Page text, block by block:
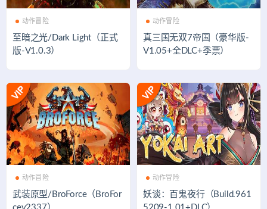
动作冒险
至暗之光/Dark Light（正式
版-V1.0.3）
动作冒险
真三国无双7帝国（豪华版-
V1.05+全DLC+季票）
动作冒险
武装原型/BroForce（BroFor
动作冒险
妖谈：百鬼夜行（Build.961